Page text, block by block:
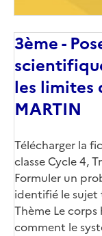
3ème -
les limites
MARTIN
Télécharger la
classe Cycle 4,
Formuler un
identifié le sujet
Thème Le
comment le